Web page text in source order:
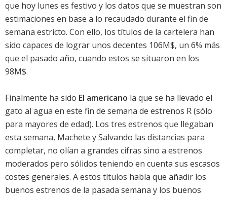
que hoy lunes es festivo y los datos que se muestran son
estimaciones en base a lo recaudado durante el fin de
semana estricto. Con ello, los títulos de la cartelera han
sido capaces de lograr unos decentes 106M$, un 6% más
que el pasado año, cuando estos se situaron en los
98M$.
Finalmente ha sido El americano la que se ha llevado el
gato al agua en este fin de semana de estrenos R (sólo
para mayores de edad). Los tres estrenos que llegaban
esta semana, Machete ySalvando las distancias para
completar, no olían a grandes cifras sino a estrenos
moderados pero sólidos teniendo en cuenta sus escasos
costes generales. A estos títulos había que añadir los
buenos estrenos de la pasada semana y los buenos